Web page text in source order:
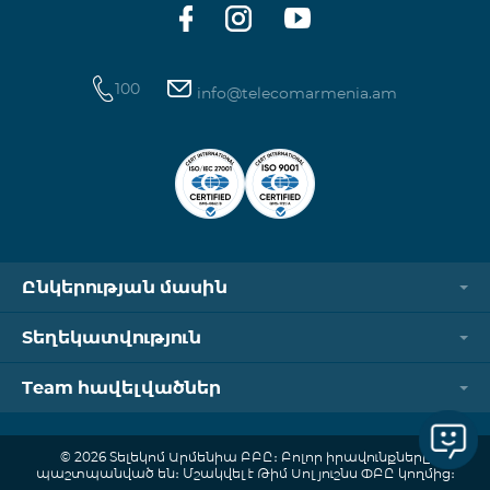
100 info@telecomarmenia.am
Ընկերության մասին
Տեղեկատվություն
Team հավելվածներ
© 2026 Տելեկոմ Արմենիա ԲԲԸ։ Բոլոր իրավունքները
պաշտպանված են։ Մշակվել է Թիմ Սոլյուշնս ՓԲԸ կողմից։